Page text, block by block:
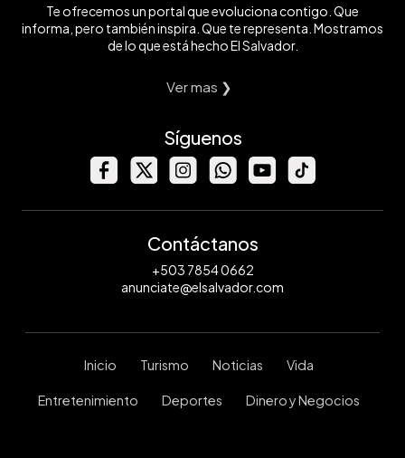
Te ofrecemos un portal que evoluciona contigo. Que
informa, pero también inspira. Que te representa. Mostramos
de lo que está hecho El Salvador.
Ver mas ❯
Síguenos
Contáctanos
+503 7854 0662
anunciate@elsalvador.com
Inicio Turismo Noticias Vida
Entretenimiento Deportes Dinero y Negocios